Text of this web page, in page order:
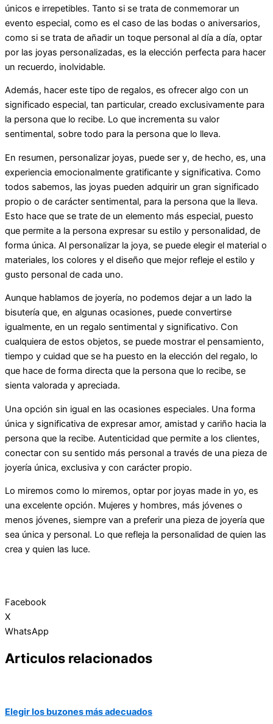
únicos e irrepetibles. Tanto si se trata de conmemorar un
evento especial, como es el caso de las bodas o aniversarios,
como si se trata de añadir un toque personal al día a día, optar
por las joyas personalizadas, es la elección perfecta para hacer
un recuerdo, inolvidable.
Además, hacer este tipo de regalos, es ofrecer algo con un
significado especial, tan particular, creado exclusivamente para
la persona que lo recibe. Lo que incrementa su valor
sentimental, sobre todo para la persona que lo lleva.
En resumen, personalizar joyas, puede ser y, de hecho, es, una
experiencia emocionalmente gratificante y significativa. Como
todos sabemos, las joyas pueden adquirir un gran significado
propio o de carácter sentimental, para la persona que la lleva.
Esto hace que se trate de un elemento más especial, puesto
que permite a la persona expresar su estilo y personalidad, de
forma única. Al personalizar la joya, se puede elegir el material o
materiales, los colores y el diseño que mejor refleje el estilo y
gusto personal de cada uno.
Aunque hablamos de joyería, no podemos dejar a un lado la
bisutería que, en algunas ocasiones, puede convertirse
igualmente, en un regalo sentimental y significativo. Con
cualquiera de estos objetos, se puede mostrar el pensamiento,
tiempo y cuidad que se ha puesto en la elección del regalo, lo
que hace de forma directa que la persona que lo recibe, se
sienta valorada y apreciada.
Una opción sin igual en las ocasiones especiales. Una forma
única y significativa de expresar amor, amistad y cariño hacia la
persona que la recibe. Autenticidad que permite a los clientes,
conectar con su sentido más personal a través de una pieza de
joyería única, exclusiva y con carácter propio.
Lo miremos como lo miremos, optar por joyas made in yo, es
una excelente opción. Mujeres y hombres, más jóvenes o
menos jóvenes, siempre van a preferir una pieza de joyería que
sea única y personal. Lo que refleja la personalidad de quien las
crea y quien las luce.
Facebook
X
WhatsApp
Articulos relacionados
Elegir los buzones más adecuados